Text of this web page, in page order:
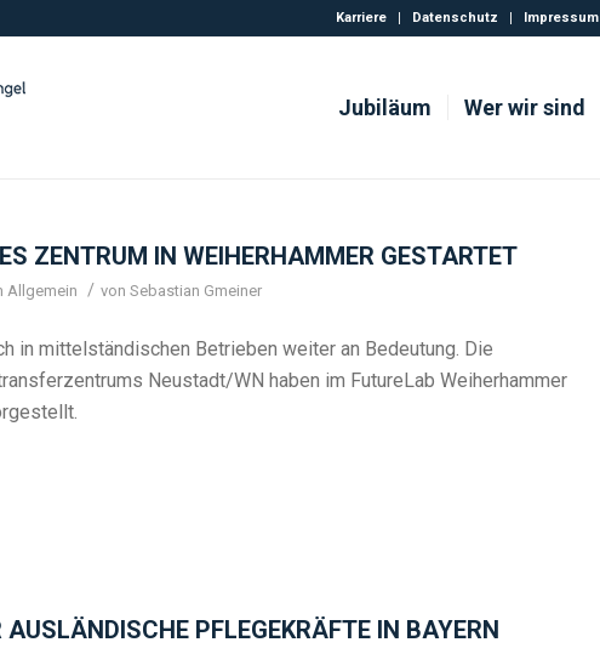
Karriere Datenschutz Impressum
Jubiläum Wer wir sind
ZENTRUM IN WEIHERHAMMER GESTARTET
Allgemein / von Sebastian Gmeiner
in mittelständischen Betrieben weiter an Bedeutung. Die
Neustadt/WN haben im FutureLab Weiherhammer
PFLEGEKRÄFTE IN BAYERN